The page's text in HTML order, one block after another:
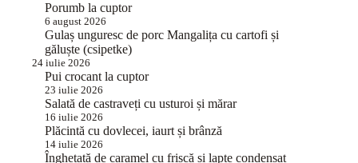
Porumb la cuptor
6 august 2026
Gulaș unguresc de porc Mangalița cu cartofi și
găluște (csipetke)
24 iulie 2026
Pui crocant la cuptor
23 iulie 2026
Salată de castraveți cu usturoi și mărar
16 iulie 2026
Plăcintă cu dovlecei, iaurt și brânză
14 iulie 2026
Înghețată de caramel cu frișcă și lapte condensat